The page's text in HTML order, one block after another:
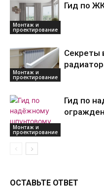
Монтаж и
проектирование
Гид по
Монтаж и
проектирование
Секреты
Монтаж и
проектирование
Гид по
ОСТАВЬТЕ ОТВЕТ